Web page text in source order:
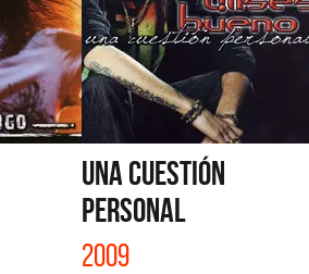
UNA CUESTIÓN
PERSONAL
2009